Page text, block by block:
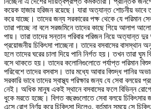
কয়েক হাজার হরিজন রয়েছে। যারা অত্যান্ত শোচনীয় ভাবে
করে যাচ্ছে। তাদের জন্য সরকারের পক্ষ থেকে যে পরিমান
তারা পাচ্ছে না বলে সরজমিনে তাদের কাছে গিয়ে আলাপ
পায়। তারা তাদের সন্তান পরিবার পরিজন নিয়ে অত্যান্ত
প্রয়োজনীয় চিকিৎসা পাচ্ছেনা। তাদের বসবাসের বাসস্থান
হলে তাদের ঘরের চালা দিয়ে পানি নির্গত হয়। তখন তারা ঘুম
বসে থাকতে হয়। তাদের কলোনিগুলোতে পর্যাপ্ত পরিমান
পরিবেশে তাদের বসবাস। তার মধ্যে আবার বিশুদ্ধ পানির
সরকারি ভাবে তাদের স্বাস্থ্য পরিক্ষার জন্য যে সেবা বলয়ের
নেই। অধিক মানুষ একই স্থানে বসবাসের ফলে বিভিন্ন
ধুকে মরতে হচ্ছে। বিগত বছরগুলোতে সেবা বলয়ে চিকিৎসার
এসে রোগ নির্ণয় করে চিকিৎসা দিলেও, বর্তমান সময়ে সে